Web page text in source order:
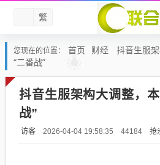
繁
您现在的位置： 首页 财经
抖音生服
“二番战”
抖音生服架构大调整，
战”
访客 2026-04-04 19:58:35 44184 抢